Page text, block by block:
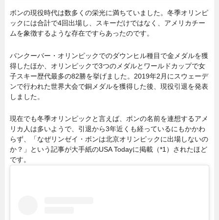
ボンの現役時代は数多くの栄光に満ちていました。冬季オリンピ
ックには合計で4回出場し、スキーだけではなく、アメリカチー
ムを象徴するような存在ですらあったのです。
バンクーバー・オリンピックでのダウンヒル種目で金メダルを獲
得したほか、オリンピックで3つのメダルとワールドカップで女
子スキー歴代最多の82勝を挙げました。2019年2月にスウェーデ
ンで行われた世界大会で銅メダルを獲得した後、現役引退を発表
しました。
現在でも冬季オリンピックと言えば、ボンの名前を連想するアメ
リカ人は多いようで、引退から3年近くも経っているにもかかわ
らず、「なぜリンゼイ・ボンは北京オリンピックに出場しないの
か？」という記事が大手紙のUSA Todayに掲載（*1）されたほど
です。